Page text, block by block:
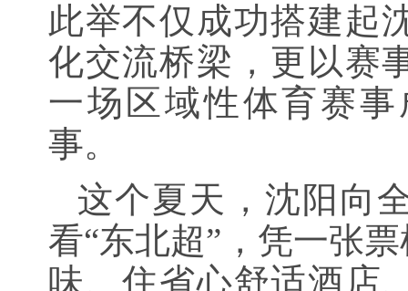
此举不仅成功搭建起
化交流桥梁，更以赛
一场区域性体育赛
事。
这个夏天，沈阳向
看“东北超”，凭一张
味、住省心舒适酒店